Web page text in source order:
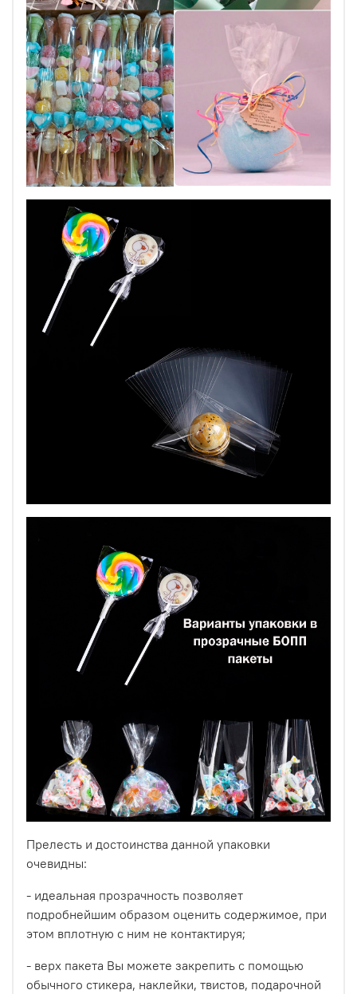
Прелесть и достоинства данной упаковки очевидны:
- идеальная прозрачность позволяет подробнейшим
обычного стикера, наклейки, твистов, подарочной или
декоративной ленточкой, что значительно улучшает
зрительное восприятие подарка;
- купить прозрачные пакеты высокого качества в
интернет-магазине можно по низкой цене, что
практически не влияет на исходную стоимость,
упакованную в них продукта;
проявления творческих фантазий.
Прелесть и достоинства данной упаковки
очевидны:
- идеальная прозрачность позволяет
подробнейшим образом оценить содержимое, при
этом вплотную с ним не контактируя;
- верх пакета Вы можете закрепить с помощью
обычного стикера, наклейки, твистов, подарочной